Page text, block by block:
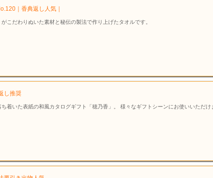
｜香典返し人気｜
こだわりぬいた素材と秘伝の製法で作り上げたタオルです。
し推奨
着いた表紙の和風カタログギフト「穂乃香」。 様々なギフトシーンにお使いいただけ